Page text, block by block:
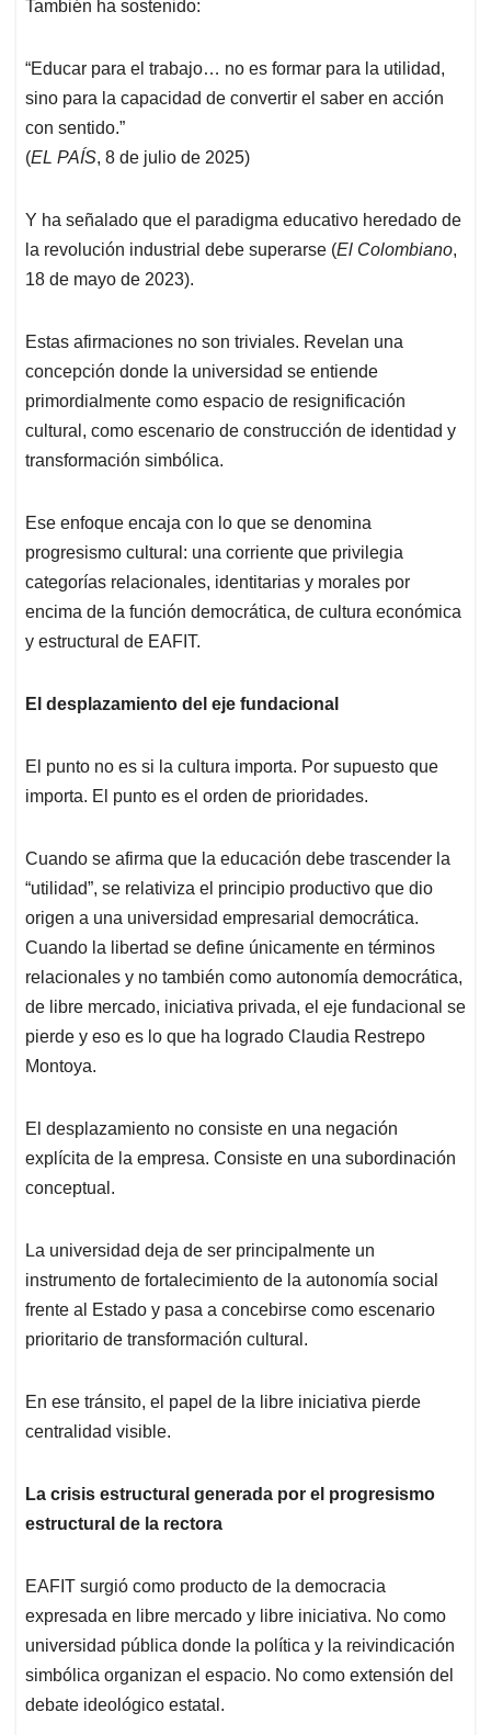
También ha sostenido:
“Educar para el trabajo… no es formar para la utilidad,
sino para la capacidad de convertir el saber en acción
con sentido.”
(EL PAÍS, 8 de julio de 2025)
Y ha señalado que el paradigma educativo heredado de
la revolución industrial debe superarse (El Colombiano,
18 de mayo de 2023).
Estas afirmaciones no son triviales. Revelan una
concepción donde la universidad se entiende
primordialmente como espacio de resignificación
cultural, como escenario de construcción de identidad y
transformación simbólica.
Ese enfoque encaja con lo que se denomina
progresismo cultural: una corriente que privilegia
categorías relacionales, identitarias y morales por
encima de la función democrática, de cultura económica
y estructural de EAFIT.
El desplazamiento del eje fundacional
El punto no es si la cultura importa. Por supuesto que
importa. El punto es el orden de prioridades.
Cuando se afirma que la educación debe trascender la
“utilidad”, se relativiza el principio productivo que dio
origen a una universidad empresarial democrática.
Cuando la libertad se define únicamente en términos
relacionales y no también como autonomía democrática,
de libre mercado, iniciativa privada, el eje fundacional se
pierde y eso es lo que ha logrado Claudia Restrepo
Montoya.
El desplazamiento no consiste en una negación
explícita de la empresa. Consiste en una subordinación
conceptual.
La universidad deja de ser principalmente un
instrumento de fortalecimiento de la autonomía social
frente al Estado y pasa a concebirse como escenario
prioritario de transformación cultural.
En ese tránsito, el papel de la libre iniciativa pierde
centralidad visible.
La crisis estructural generada por el progresismo
estructural de la rectora
EAFIT surgió como producto de la democracia
expresada en libre mercado y libre iniciativa. No como
universidad pública donde la política y la reivindicación
simbólica organizan el espacio. No como extensión del
debate ideológico estatal.